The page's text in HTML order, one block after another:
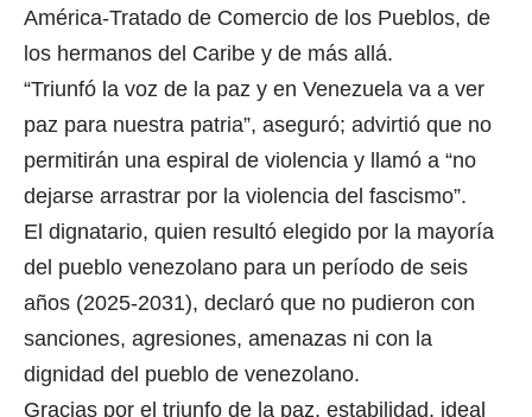
América-Tratado de Comercio de los Pueblos, de
los hermanos del Caribe y de más allá.
“Triunfó la voz de la paz y en Venezuela va a ver
paz para nuestra patria”, aseguró; advirtió que no
permitirán una espiral de violencia y llamó a “no
dejarse arrastrar por la violencia del fascismo”.
El dignatario, quien resultó elegido por la mayoría
del pueblo venezolano para un período de seis
años (2025-2031), declaró que no pudieron con
sanciones, agresiones, amenazas ni con la
dignidad del pueblo de venezolano.
Gracias por el triunfo de la paz, estabilidad, ideal